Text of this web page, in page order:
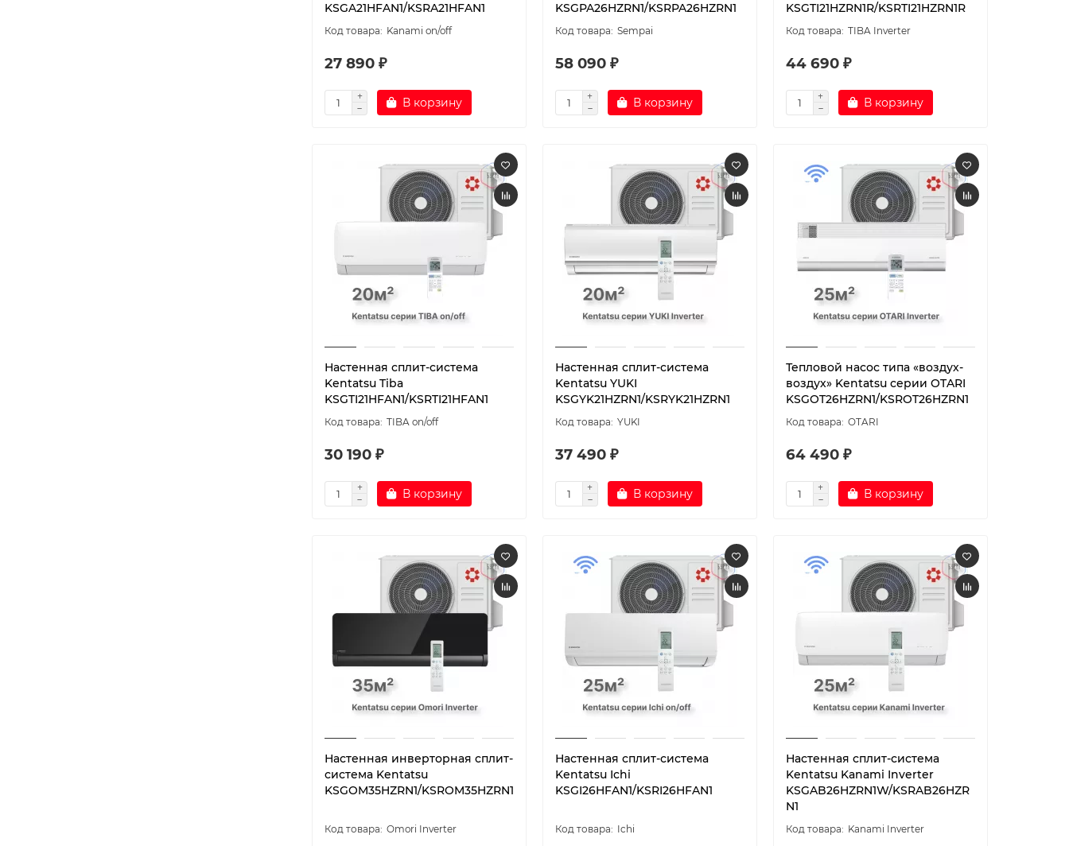
KSGA21HFAN1/KSRA21HFAN1
Kanami on/off
27 890 ₽
В корзину
KSGPA26HZRN1/KSRPA26HZRN1
Sempai
58 090 ₽
В корзину
KSGTI21HZRN1R/KSRTI21HZRN1R
TIBA Inverter
44 690 ₽
В корзину
Настенная сплит-система
Kentatsu Tiba
KSGTI21HFAN1/KSRTI21HFAN1
TIBA on/off
30 190 ₽
В корзину
Настенная сплит-система
Kentatsu YUKI
KSGYK21HZRN1/KSRYK21HZRN1
YUKI
37 490 ₽
В корзину
Тепловой насос типа «воздух-
воздух» Kentatsu серии OTARI
KSGOT26HZRN1/KSROT26HZRN1
OTARI
64 490 ₽
В корзину
Настенная инверторная сплит-
система Kentatsu
KSGOM35HZRN1/KSROM35HZRN1
Omori Inverter
Настенная сплит-система
Kentatsu Ichi
KSGI26HFAN1/KSRI26HFAN1
Ichi
Настенная сплит-система
Kentatsu Kanami Inverter
KSGAB26HZRN1W/KSRAB26HZR
N1
Kanami Inverter